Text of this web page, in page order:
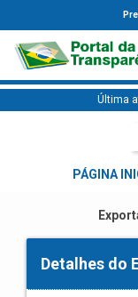
Última
PÁGINA
Detalhes do